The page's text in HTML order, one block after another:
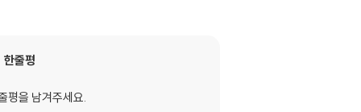
한줄평
평을 남겨주세요.